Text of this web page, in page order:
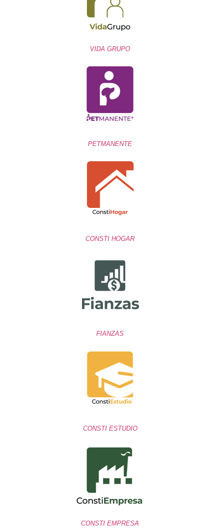
VIDA GRUPO
PETMANENTE
CONSTI HOGAR
FIANZAS
CONSTI ESTUDIO
CONSTI EMPRESA